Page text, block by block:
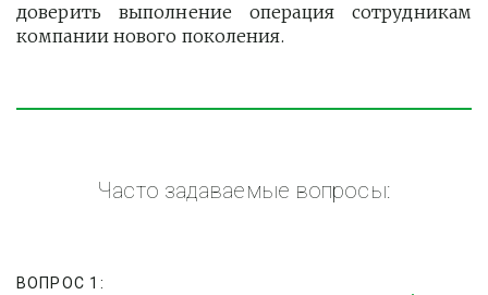
доверить выполнение операция сотрудникам
компании нового поколения.
Часто задаваемые вопросы:
ВОПРОС 1: